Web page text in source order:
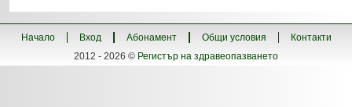
Начало Вход Абонамент Общи условия
Контакти
2012 - 2026 © Регистър на здравеопазването